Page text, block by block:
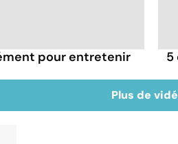
pour entretenir
5
Plus de